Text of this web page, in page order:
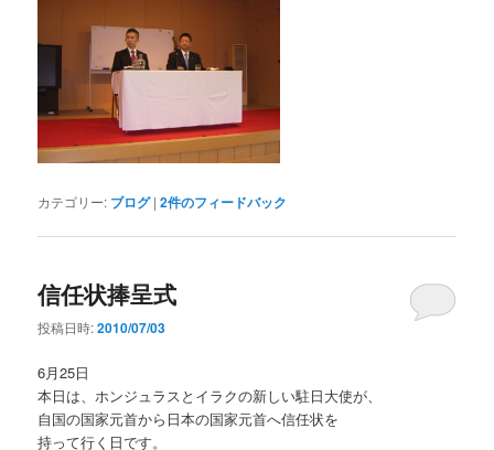
カテゴリー: ブログ |2件のフィードバック
信任状捧呈式
投稿日時:2010/07/03
6月25日
本日は、ホンジュラスとイラクの新しい駐日大使が、
自国の国家元首から日本の国家元首へ信任状を
持って行く日です。